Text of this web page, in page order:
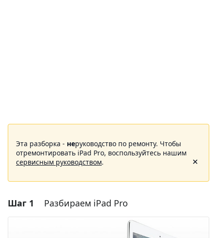
Эта разборка - неруководство по ремонту. Чтобы
отремонтировать iPad Pro, воспользуйтесь нашим
сервисным руководством.
Шаг 1 Разбираем iPad Pro